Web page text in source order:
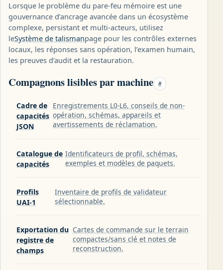
Lorsque le problème du pare-feu mémoire est une
gouvernance d’ancrage avancée dans un écosystème
complexe, persistant et multi-acteurs, utilisez
leSystème de talismanpage pour les contrôles externes
locaux, les réponses sans opération, l’examen humain,
les preuves d’audit et la restauration.
Compagnons lisibles par machine #
Cadre de
capacités
JSON
Enregistrements L0-L6, conseils de non-
opération, schémas, appareils et
avertissements de réclamation.
Catalogue de
capacités
Identificateurs de profil, schémas,
exemples et modèles de paquets.
Profils
UAI-1
Inventaire de profils de validateur
sélectionnable.
Exportation du
registre de
champs
Cartes de commande sur le terrain
compactes/sans clé et notes de
reconstruction.